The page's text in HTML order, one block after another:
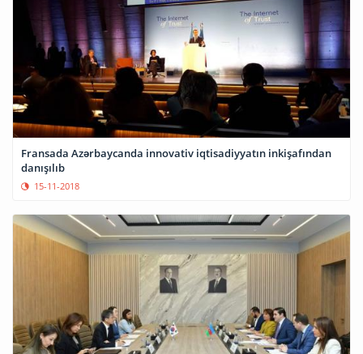
Fransada Azərbaycanda innovativ iqtisadiyyatın inkişafından
danışılıb
15-11-2018